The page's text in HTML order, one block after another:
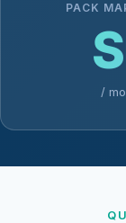
PACK
/